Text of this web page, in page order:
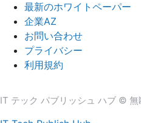
最新のホワイトペーパー
企業AZ
お問い合わせ
プライバシー
利用規約
IT テック パブリッシュ ハブ © 無